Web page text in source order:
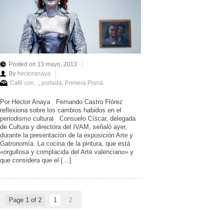
Posted on 13 mayo, 2013
By hectoranaya
Café con..., portada, Primera Plana
Por Héctor Anaya Fernando Castro Flórez
reflexiona sobre los cambios habidos en el
periodismo cultural Consuelo Císcar, delegada
de Cultura y directora del IVAM, señaló ayer,
durante la presentación de la exposición Arte y
Gatronomía. La cocina de la pintura, que está
«orgullosa y complacida del Arte valenciano» y
que considera que el […]
Page 1 of 2 1 2